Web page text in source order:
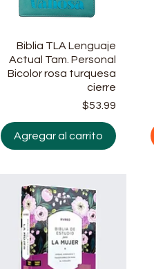
oferta
Vista rápida
Biblia TLA Lenguaje
Actual Tam. Personal
Bicolor rosa turquesa
cierre
Precio
$53.99
Agregar al carrito